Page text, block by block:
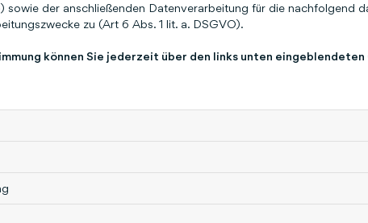
interessieren
sowie der anschließenden Datenverarbeitung für die nachfolgend
zu (Art 6 Abs. 1 lit. a. DSGVO).
können Sie jederzeit über den links unten